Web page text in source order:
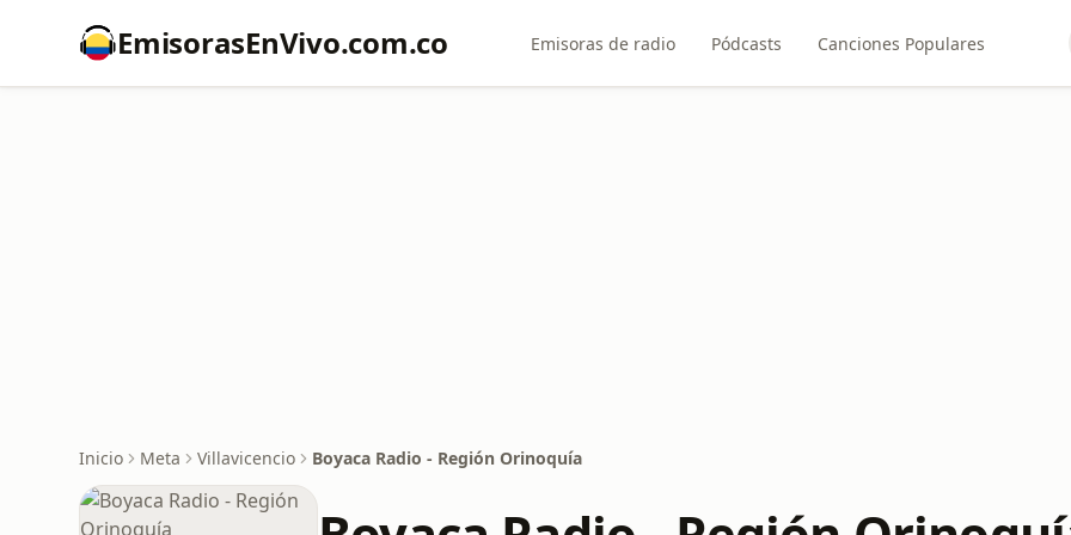
EmisorasEnVivo.com.co Emisoras de radio Pódcasts Canciones Populares
Inicio Meta Villavicencio Boyaca Radio - Región Orinoquía